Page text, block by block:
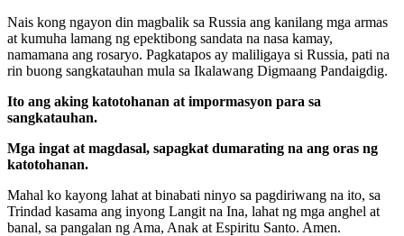
Nais kong ngayon din magbalik sa Russia ang kanilang mga armas
at kumuha lamang ng epektibong sandata na nasa kamay,
namamana ang rosaryo. Pagkatapos ay maliligaya si Russia, pati na
rin buong sangkatauhan mula sa Ikalawang Digmaang Pandaigdig.
Ito ang aking katotohanan at impormasyon para sa
sangkatauhan.
Mga ingat at magdasal, sapagkat dumarating na ang oras ng
katotohanan.
Mahal ko kayong lahat at binabati ninyo sa pagdiriwang na ito, sa
Trindad kasama ang inyong Langit na Ina, lahat ng mga anghel at
banal, sa pangalan ng Ama, Anak at Espiritu Santo. Amen.